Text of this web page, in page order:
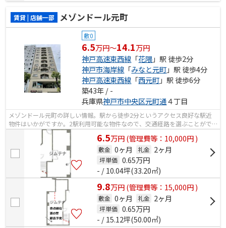
賃貸 | 店舗一部 メゾンドール元町
敷0
6.5万円～14.1万円
神戸高速東西線 「花隈」駅 徒歩2分
神戸市海岸線 「みなと元町」駅 徒歩4分
神戸高速東西線 「西元町」駅 徒歩6分
築43年 / -
兵庫県神戸市中央区元町通４丁目
メゾンドール元町の詳しい情報。駅から徒歩2分というアクセス良好な駅近
物件はいかがですか。2駅利用可能な物件なので、交通経路を選ぶことがで
きます。
6.5万円(管理費等：10,000円 )
敷金 0ヶ月 礼金 2ヶ月
坪単価 0.65万円
- / 10.04坪(33.20㎡)
9.8万円(管理費等：15,000円 )
敷金 0ヶ月 礼金 2ヶ月
坪単価 0.65万円
- / 15.12坪(50.00㎡)